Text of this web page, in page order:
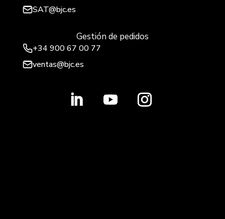
SAT@bjc.es
Gestión de pedidos
+34 900 67 00 77
ventas@bjc.es